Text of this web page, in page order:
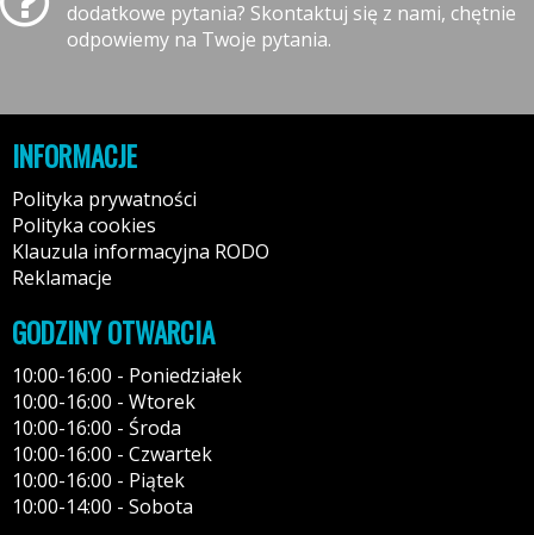
dodatkowe pytania? Skontaktuj się z nami, chętnie
odpowiemy na Twoje pytania.
INFORMACJE
Polityka prywatności
Polityka cookies
Klauzula informacyjna RODO
Reklamacje
GODZINY OTWARCIA
10:00-16:00 - Poniedziałek
10:00-16:00 - Wtorek
10:00-16:00 - Środa
10:00-16:00 - Czwartek
10:00-16:00 - Piątek
10:00-14:00 - Sobota